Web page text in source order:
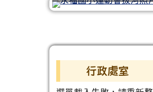
左邊區域內容
行政處室
頁尾區域